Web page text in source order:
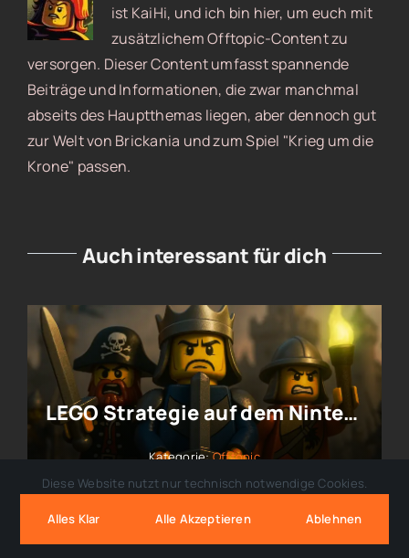
ist KaiHi, und ich bin hier, um euch mit
zusätzlichem Offtopic-Content zu
versorgen. Dieser Content umfasst spannende
Beiträge und Informationen, die zwar manchmal
abseits des Hauptthemas liegen, aber dennoch gut
zur Welt von Brickania und zum Spiel "Krieg um die
Krone" passen.
Auch interessant für dich
LEGO Strategie auf dem Nintendo DS von 2009
Kategorie:Offtopic
Diese Website nutzt nur technisch notwendige Cookies.
Alles Klar Alle Akzeptieren Ablehnen